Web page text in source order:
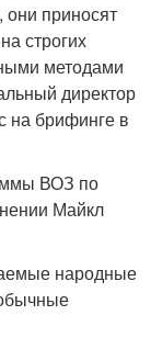
приносят
строгих
методами
директор
на брифинге в
ВОЗ по
Майкл
народные